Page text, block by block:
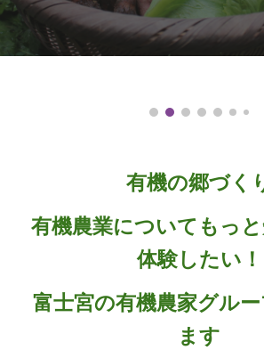
有機の郷づく
有機農業についてもっと
体験したい！
富士宮の有機農家グル
ます